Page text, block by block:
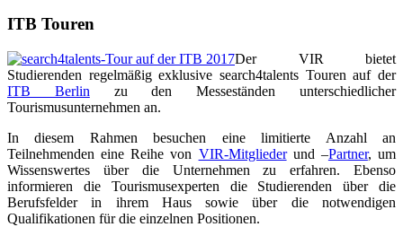
ITB Touren
Der VIR bietet
Studierenden regelmäßig exklusive search4talents Touren auf der
ITB Berlin zu den Messeständen unterschiedlicher
Tourismusunternehmen an.
In diesem Rahmen besuchen eine limitierte Anzahl an
Teilnehmenden eine Reihe von VIR-Mitgliederund –Partner, um
Wissenswertes über die Unternehmen zu erfahren. Ebenso
informieren die Tourismusexperten die Studierenden über die
Berufsfelder in ihrem Haus sowie über die notwendigen
Qualifikationen für die einzelnen Positionen.